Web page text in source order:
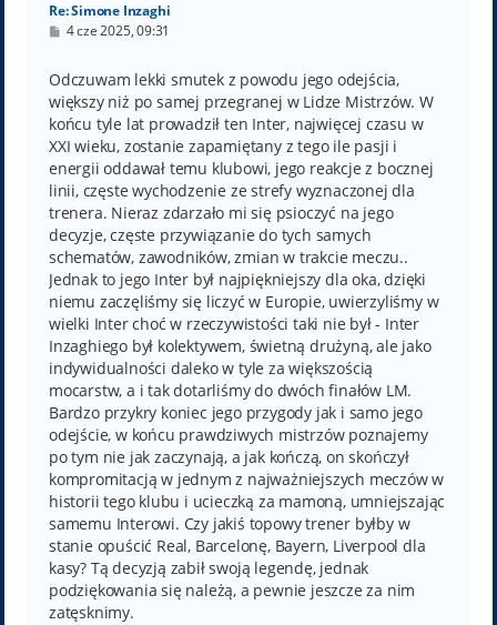
Re: Simone Inzaghi
P
t
4 cze 2025, 09:31
Odczuwam lekki smutek z powodu jego odejścia,
większy niż po samej przegranej w Lidze Mistrzów. W
końcu tyle lat prowadził ten Inter, najwięcej czasu w
XXI wieku, zostanie zapamiętany z tego ile pasji i
energii oddawał temu klubowi, jego reakcje z bocznej
linii, częste wychodzenie ze strefy wyznaczonej dla
trenera. Nieraz zdarzało mi się psioczyć na jego
decyzje, częste przywiązanie do tych samych
schematów, zawodników, zmian w trakcie meczu..
Jednak to jego Inter był najpiękniejszy dla oka, dzięki
niemu zaczęliśmy się liczyć w Europie, uwierzyliśmy w
wielki Inter choć w rzeczywistości taki nie był - Inter
Inzaghiego był kolektywem, świetną drużyną, ale jako
indywidualności daleko w tyle za większością
mocarstw, a i tak dotarliśmy do dwóch finałów LM.
Bardzo przykry koniec jego przygody jak i samo jego
odejście, w końcu prawdziwych mistrzów poznajemy
po tym nie jak zaczynają, a jak kończą, on skończył
kompromitacją w jednym z najważniejszych meczów w
historii tego klubu i ucieczką za mamoną, umniejszając
samemu Interowi. Czy jakiś topowy trener byłby w
stanie opuścić Real, Barcelonę, Bayern, Liverpool dla
kasy? Tą decyzją zabił swoją legendę, jednak
podziękowania się należą, a pewnie jeszcze za nim
zatęsknimy.